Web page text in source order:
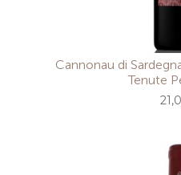
Cannonau di
Tenute